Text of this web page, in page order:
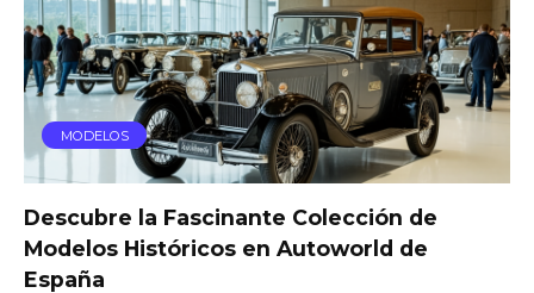
MODELOS
Descubre la Fascinante Colección de
Modelos Históricos en Autoworld de
España